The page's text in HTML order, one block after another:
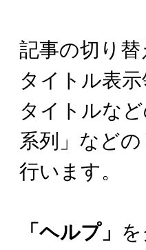
記事の切り
タイトル表
タイトルな
系列」など
行います。
「ヘルプ」